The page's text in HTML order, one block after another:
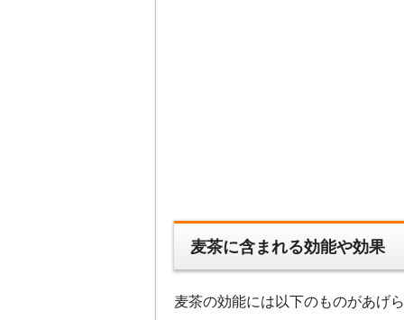
麦茶に含まれる効能や効果
麦茶の効能には以下のものがあげら